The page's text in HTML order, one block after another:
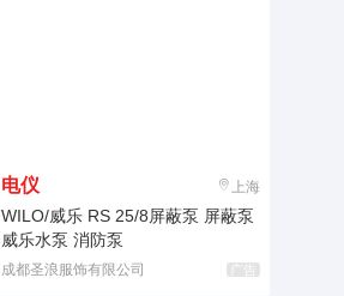
电仪 上海
WILO/威乐 RS 25/8屏蔽泵 屏蔽泵
威乐水泵 消防泵
成都圣浪服饰有限公司 广告